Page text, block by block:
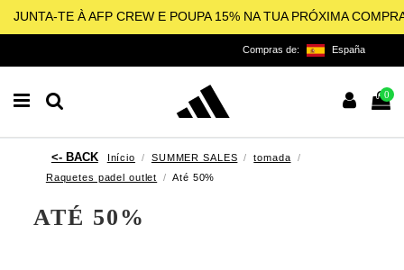
JUNTA-TE À AFP CREW E POUPA 15% NA TUA PRÓXIMA
Compras de: España
0
Início SUMMER SALES
tomada
Raquetes padel outlet
Até 50%
ATÉ 50%